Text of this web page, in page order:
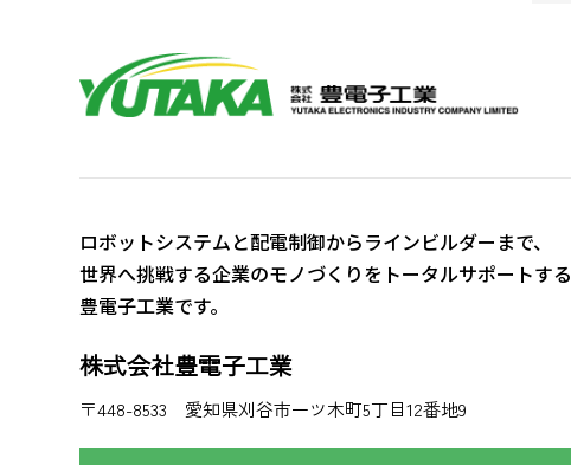
ロボットシステムと配電制御からラインビルダーまで、
世界へ挑戦する企業のモノづくりをトータルサポートする
豊電子工業です。
株式会社豊電子工業
〒448-8533 愛知県刈谷市一ツ木町5丁目12番地9